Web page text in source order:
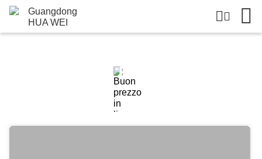
Dettagli Dei Prodotti